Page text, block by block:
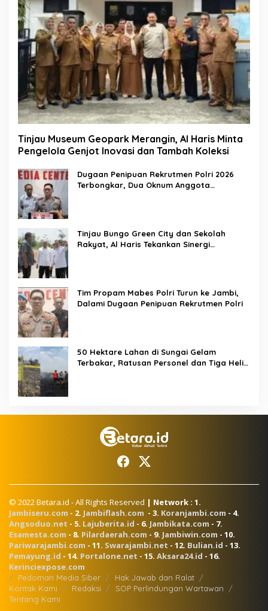
Tinjau Museum Geopark Merangin, Al Haris Minta
Pengelola Genjot Inovasi dan Tambah Koleksi
Dugaan Penipuan Rekrutmen Polri 2026
Terbongkar, Dua Oknum Anggota
Tinjau Bungo Green City dan Sekolah
Rakyat, Al Haris Tekankan Sinergi
Tim Propam Mabes Polri Turun ke Jambi,
Dalami Dugaan Penipuan Rekrutmen Polri
50 Hektare Lahan di Sungai Gelam
Terbakar, Ratusan Personel dan Tiga Heli
© 2022 Betara.id - All Rights Reserved | Network : 1.
Jambiseru.com - 2. Jambiflash.com - 3. Koranjambi.com - 4.
Angsoduo.net - 5. Lajuberita.id - 6. Jambikata.com - 7.
Esamesta.com - 8. Pilardaerah.com - 9. Jambiwin.com - 10.
Pariwarajambi.com - 11. Swarajambi.net - 12. Bulian.id - 13.
Pemayung.id - 14. Portalone.net - 15. Aksara24.id - 16.
Kerinciexpose.com
Pedoman Media Siber
Hak Jawab dan Ralat
Kontak Kami
Redaksi
SOP Perlindungan Wartawan
Tentang Kami